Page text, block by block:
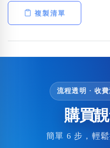
複製清單
流程透明 · 收
購買
簡單 6 步，輕